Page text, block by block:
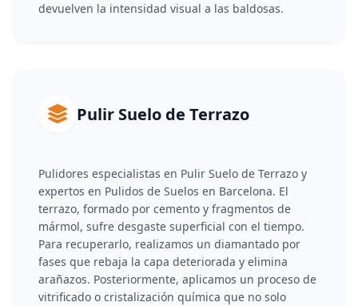
devuelven la intensidad visual a las baldosas.
Pulir Suelo de Terrazo
Pulidores especialistas en Pulir Suelo de Terrazo y
expertos en Pulidos de Suelos en Barcelona. El
terrazo, formado por cemento y fragmentos de
mármol, sufre desgaste superficial con el tiempo.
Para recuperarlo, realizamos un diamantado por
fases que rebaja la capa deteriorada y elimina
arañazos. Posteriormente, aplicamos un proceso de
vitrificado o cristalización química que no solo